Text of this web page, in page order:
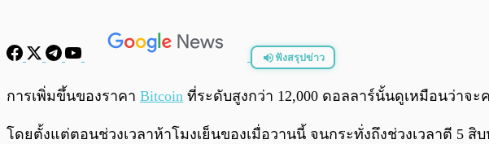
ฟังสรุปข่าว
พร้อมเล่น
การเพิ่มขึ้นของราคา Bitcoin ที่ระดับสูงกว่า 12,000 ดอลลาร์นั้นดูเหมือนว่าจ
โดยตั้งแต่ตอนช่วงเวลาห้าโมงเย็นของเมื่อวานนี้ จนกระทั่งถึงช่วงเวลาตี 5